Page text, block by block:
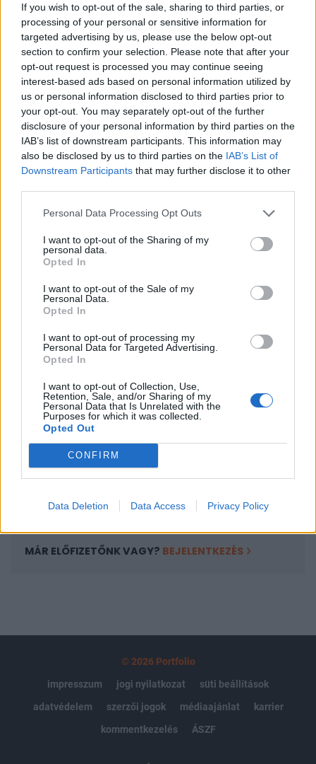
If you wish to opt-out of the sale, sharing to third parties, or
processing of your personal or sensitive information for
targeted advertising by us, please use the below opt-out
section to confirm your selection. Please note that after your
opt-out request is processed you may continue seeing
interest-based ads based on personal information utilized by
us or personal information disclosed to third parties prior to
your opt-out. You may separately opt-out of the further
disclosure of your personal information by third parties on the
IAB’s list of downstream participants. This information may
also be disclosed by us to third parties on the IAB’s List of
Downstream Participants that may further disclose it to other
Personal Data Processing Opt Outs
I want to opt-out of the Sharing of my
personal data.
Opted In
I want to opt-out of the Sale of my
Personal Data.
Opted In
I want to opt-out of processing my
Personal Data for Targeted Advertising.
Opted In
I want to opt-out of Collection, Use,
Retention, Sale, and/or Sharing of my
Personal Data that Is Unrelated with the
Purposes for which it was collected.
Opted Out
CONFIRM
Data Deletion Data Access Privacy Policy
Portfolio
2026. június 17. 11:52
Az európai autóipar egyre szorosabb szálakkal
kapcsolódik a védelmi szektorhoz, miután az
elmúlt hetekben egymást érték az autógyártók és
a hadiipari vállalatok közötti együttműködési
megállapodások - írja a Cnbc.
A brit Ineos Automotive kedden jelentette be, hogy pályázik
a brit védelmi minisztérium könnyű katonai járművekre
vonatkozó programjára. A vegyipari óriás Ineos Group
járműgyártókkal közösen hozta létre a "Team Grenadier"
konzorciumot, amelynek alapjául a cég zászlóshajója, a
A keresett cikk a portfolio.hu hírarchívumához
tartozik, melynek olvasása előfizetéses
regisztrációhoz kötött.
Az előfizetés a következőket tartalmazza:
Portfolio.hu teljes cikkarchívum
Kötéslisták: BÉT elmúlt 2 év napon belüli
MÁR ELŐFIZETŐNK VAGY? BEJELENTKEZÉS
© 2026 Portfolio
impresszum
jogi nyilatkozat
süti beállítások
adatvédelem
szerzői jogok médiaajánlat
karrier
kommentkezelés
ÁSZF